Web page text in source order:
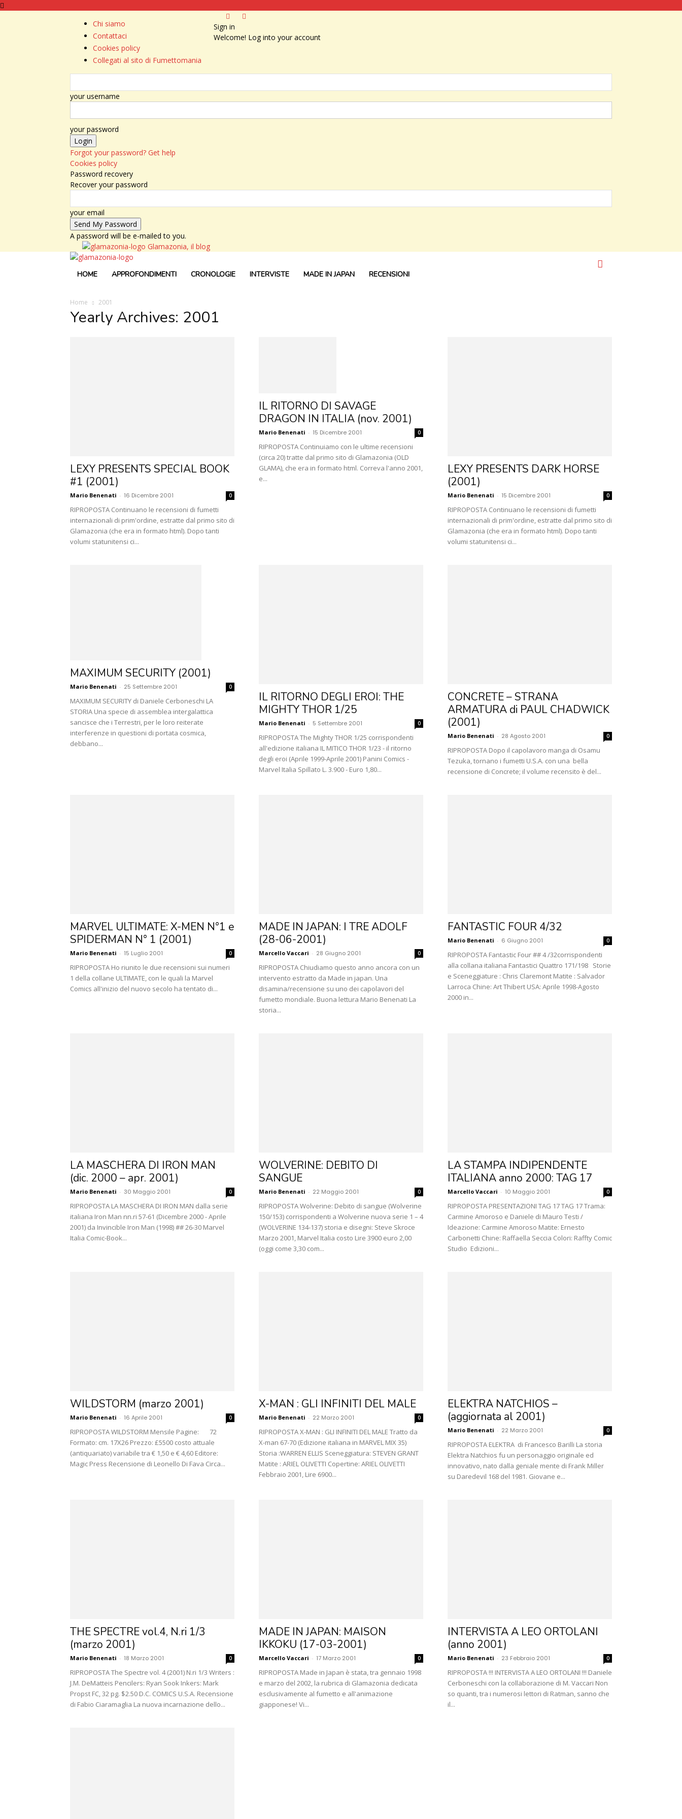
Chi siamo
Contattaci
Cookies policy
Collegati al sito di Fumettomania
Sign in
Welcome! Log into your account
your username
your password
Forgot your password? Get help
Cookies policy
Password recovery
Recover your password
your email
A password will be e-mailed to you.
Glamazonia, il blog
HOME APPROFONDIMENTI CRONOLOGIE INTERVISTE MADE IN JAPAN RECENSIONI
Home 2001
Yearly Archives: 2001
LEXY PRESENTS SPECIAL BOOK
#1 (2001)
Mario Benenati - 16 Dicembre 2001 0
RIPROPOSTA Continuano le recensioni di fumetti
internazionali di prim'ordine, estratte dal primo sito di
Glamazonia (che era in formato html). Dopo tanti
volumi statunitensi ci...
IL RITORNO DI SAVAGE
DRAGON IN ITALIA (nov. 2001)
Mario Benenati - 15 Dicembre 2001 0
RIPROPOSTA Continuiamo con le ultime recensioni
(circa 20) tratte dal primo sito di Glamazonia (OLD
GLAMA), che era in formato html. Correva l'anno 2001,
e...
LEXY PRESENTS DARK HORSE
(2001)
Mario Benenati - 15 Dicembre 2001 0
RIPROPOSTA Continuano le recensioni di fumetti
internazionali di prim'ordine, estratte dal primo sito di
Glamazonia (che era in formato html). Dopo tanti
volumi statunitensi ci...
MAXIMUM SECURITY (2001)
Mario Benenati - 25 Settembre 2001 0
MAXIMUM SECURITY di Daniele Cerboneschi LA
STORIA Una specie di assemblea intergalattica
sancisce che i Terrestri, per le loro reiterate
interferenze in questioni di portata cosmica,
debbano...
IL RITORNO DEGLI EROI: THE
MIGHTY THOR 1/25
Mario Benenati - 5 Settembre 2001 0
RIPROPOSTA The Mighty THOR 1/25 corrispondenti
all'edizione italiana IL MITICO THOR 1/23 - il ritorno
degli eroi (Aprile 1999-Aprile 2001) Panini Comics -
Marvel Italia Spillato L. 3.900 - Euro 1,80...
CONCRETE – STRANA
ARMATURA di PAUL CHADWICK
(2001)
Mario Benenati - 28 Agosto 2001 0
RIPROPOSTA Dopo il capolavoro manga di Osamu
Tezuka, tornano i fumetti U.S.A. con una bella
recensione di Concrete; il volume recensito è del...
MARVEL ULTIMATE: X-MEN N°1 e
SPIDERMAN N° 1 (2001)
Mario Benenati - 15 Luglio 2001 0
RIPROPOSTA Ho riunito le due recensioni sui numeri
1 della collane ULTIMATE, con le quali la Marvel
Comics all'inizio del nuovo secolo ha tentato di...
MADE IN JAPAN: I TRE ADOLF
(28-06-2001)
Marcello Vaccari - 28 Giugno 2001 0
RIPROPOSTA Chiudiamo questo anno ancora con un
intervento estratto da Made in japan. Una
disamina/recensione su uno dei capolavori del
fumetto mondiale. Buona lettura Mario Benenati La
storia...
FANTASTIC FOUR 4/32
Mario Benenati - 6 Giugno 2001 0
RIPROPOSTA Fantastic Four ## 4 /32corrispondenti
alla collana italiana Fantastici Quattro 171/198 Storie
e Sceneggiature : Chris Claremont Matite : Salvador
Larroca Chine: Art Thibert USA: Aprile 1998-Agosto
2000 in...
LA MASCHERA DI IRON MAN
(dic. 2000 – apr. 2001)
Mario Benenati - 30 Maggio 2001 0
RIPROPOSTA LA MASCHERA DI IRON MAN dalla serie
italiana Iron Man nn.ri 57-61 (Dicembre 2000 - Aprile
2001) da Invincible Iron Man (1998) ## 26-30 Marvel
Italia Comic-Book...
WOLVERINE: DEBITO DI
SANGUE
Mario Benenati - 22 Maggio 2001 0
RIPROPOSTA Wolverine: Debito di sangue (Wolverine
150/153) corrispondenti a Wolverine nuova serie 1 – 4
(WOLVERINE 134-137) storia e disegni: Steve Skroce
Marzo 2001, Marvel Italia costo Lire 3900 euro 2,00
(oggi come 3,30 com...
LA STAMPA INDIPENDENTE
ITALIANA anno 2000: TAG 17
Marcello Vaccari - 10 Maggio 2001 0
RIPROPOSTA PRESENTAZIONI TAG 17 TAG 17 Trama:
Carmine Amoroso e Daniele di Mauro Testi /
Ideazione: Carmine Amoroso Matite: Ernesto
Carbonetti Chine: Raffaella Seccia Colori: Raffty Comic
Studio Edizioni...
WILDSTORM (marzo 2001)
Mario Benenati - 16 Aprile 2001 0
RIPROPOSTA WILDSTORM Mensile Pagine: 72
Formato: cm. 17X26 Prezzo: £5500 costo attuale
(antiquariato) variabile tra € 1,50 e € 4,60 Editore:
Magic Press Recensione di Leonello Di Fava Circa...
X-MAN : GLI INFINITI DEL MALE
Mario Benenati - 22 Marzo 2001 0
RIPROPOSTA X-MAN : GLI INFINITI DEL MALE Tratto da
X-man 67-70 (Edizione italiana in MARVEL MIX 35)
Storia :WARREN ELLIS Sceneggiatura: STEVEN GRANT
Matite : ARIEL OLIVETTI Copertine: ARIEL OLIVETTI
Febbraio 2001, Lire 6900...
ELEKTRA NATCHIOS –
(aggiornata al 2001)
Mario Benenati - 22 Marzo 2001 0
RIPROPOSTA ELEKTRA di Francesco Barilli La storia
Elektra Natchios fu un personaggio originale ed
innovativo, nato dalla geniale mente di Frank Miller
su Daredevil 168 del 1981. Giovane e...
THE SPECTRE vol.4, N.ri 1/3
(marzo 2001)
Mario Benenati - 18 Marzo 2001 0
RIPROPOSTA The Spectre vol. 4 (2001) N.ri 1/3 Writers :
J.M. DeMatteis Pencilers: Ryan Sook Inkers: Mark
Propst FC, 32 pg. $2.50 D.C. COMICS U.S.A. Recensione
di Fabio Ciaramaglia La nuova incarnazione dello...
MADE IN JAPAN: MAISON
IKKOKU (17-03-2001)
Marcello Vaccari - 17 Marzo 2001 0
RIPROPOSTA Made in Japan è stata, tra gennaio 1998
e marzo del 2002, la rubrica di Glamazonia dedicata
esclusivamente al fumetto e all'animazione
giapponese! Vi...
INTERVISTA A LEO ORTOLANI
(anno 2001)
Mario Benenati - 23 Febbraio 2001 0
RIPROPOSTA !!! INTERVISTA A LEO ORTOLANI !!! Daniele
Cerboneschi con la collaborazione di M. Vaccari Non
so quanti, tra i numerosi lettori di Ratman, sanno che
il...